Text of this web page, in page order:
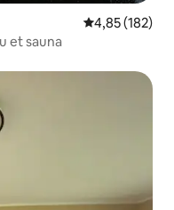
Évaluation
4,85 (182)
et sauna